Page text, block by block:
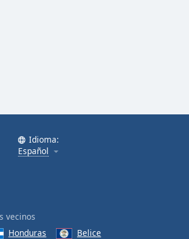
Idioma:
Español
vecinos
Honduras
Belice